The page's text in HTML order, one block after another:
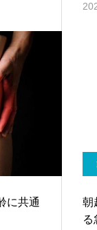
に共通
朝
る